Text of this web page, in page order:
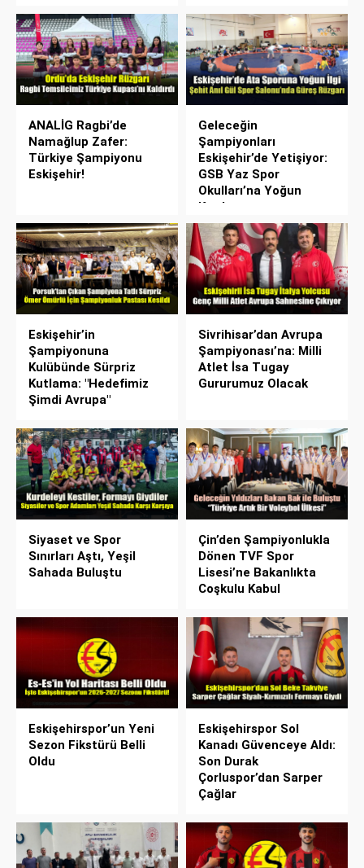
ANALİG Ragbi’de
Namağlup Zafer:
Türkiye Şampiyonu
Eskişehir!
Geleceğin
Şampiyonları
Eskişehir’de Yetişiyor:
GSB Yaz Spor
Okulları’na Yoğun
Katılım
Eskişehir’in
Şampiyonuna
Kulübünde Sürpriz
Kutlama: "Hedefimiz
Şimdi Avrupa"
Sivrihisar’dan Avrupa
Şampiyonası’na: Milli
Atlet İsa Tugay
Gururumuz Olacak
Siyaset ve Spor
Sınırları Aştı, Yeşil
Sahada Buluştu
Çin’den Şampiyonlukla
Dönen TVF Spor
Lisesi’ne Bakanlıkta
Coşkulu Kabul
Eskişehirspor’un Yeni
Sezon Fikstürü Belli
Oldu
Eskişehirspor Sol
Kanadı Güvenceye Aldı:
Son Durak
Çorluspor’dan Sarper
Çağlar